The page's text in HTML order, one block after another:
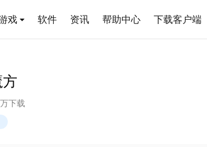
戏 软件 资讯 帮助中心 下载客户端
下载